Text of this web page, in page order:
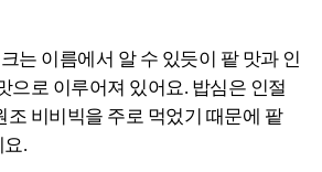
는 이름에서 알 수 있듯이 팥 맛과 인
으로 이루어져 있어요. 밥심은 인절
조 비비빅을 주로 먹었기 때문에 팥
요.